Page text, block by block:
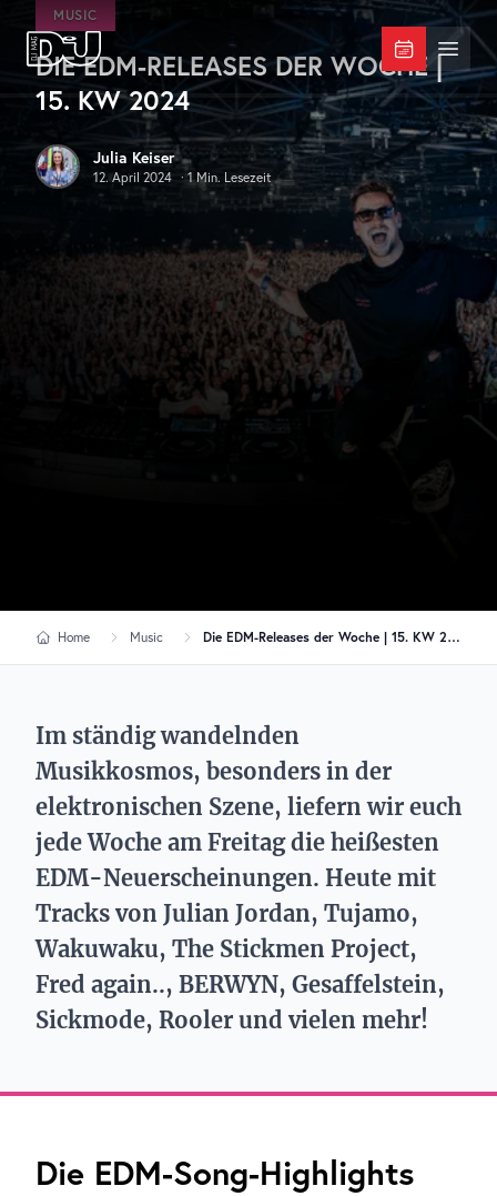
Zum Hauptinhalt springen
DJ Mag Germany Menü
MUSIC
DIE EDM-RELEASES DER WOCHE |
15. KW 2024
Julia Keiser
12. April 2024 · 1Min. Lesezeit
Home Music Die EDM-Releases der Woche | 15. KW 2024
Im ständig wandelnden
Musikkosmos, besonders in der
elektronischen Szene, liefern wir euch
jede Woche am Freitag die heißesten
EDM-Neuerscheinungen. Heute mit
Tracks von Julian Jordan, Tujamo,
Wakuwaku, The Stickmen Project,
Fred again.., BERWYN, Gesaffelstein,
Sickmode, Rooler und vielen mehr!
Die EDM-Song-Highlights